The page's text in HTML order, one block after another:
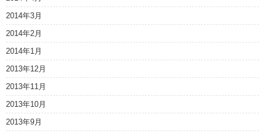
2014年3月
2014年2月
2014年1月
2013年12月
2013年11月
2013年10月
2013年9月